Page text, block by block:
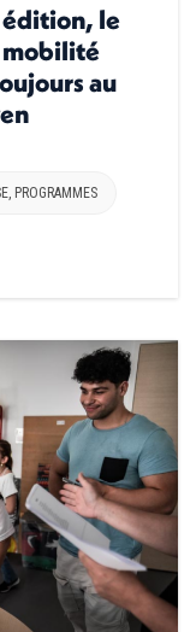
édition, le
mobilité
au
PROGRAMMES